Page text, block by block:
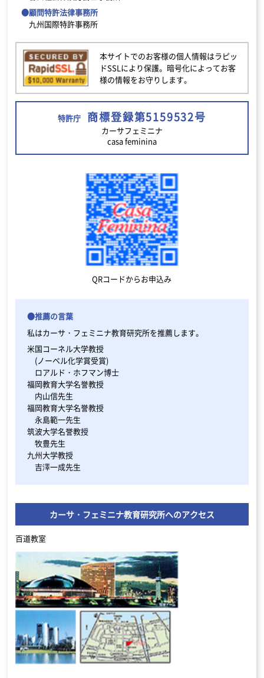
●顧問特許法律事務所
九州国際特許事務所
本サイトでのお客様の個人情報はラピッ
ドSSLにより保護。暗号化によってお客
様の情報をお守りします。
特許庁 商標登録第5159532号
カーサフェミニナ
casa feminina
QRコードからお申込み
●推薦の言葉
私はカーサ・フェミニナ教育研究所を推薦します。
米国コーネル大学教授
(ノーベル化学賞受賞)
ロアルド・ホフマン博士
福岡教育大学名誉教授
内山信先生
福岡教育大学名誉教授
永島範一先生
筑波大学名誉教授
牧豊先生
九州大学教授
吉澤一成先生
カーサ・フェミニナ教育研究所へのアクセス
百道教室